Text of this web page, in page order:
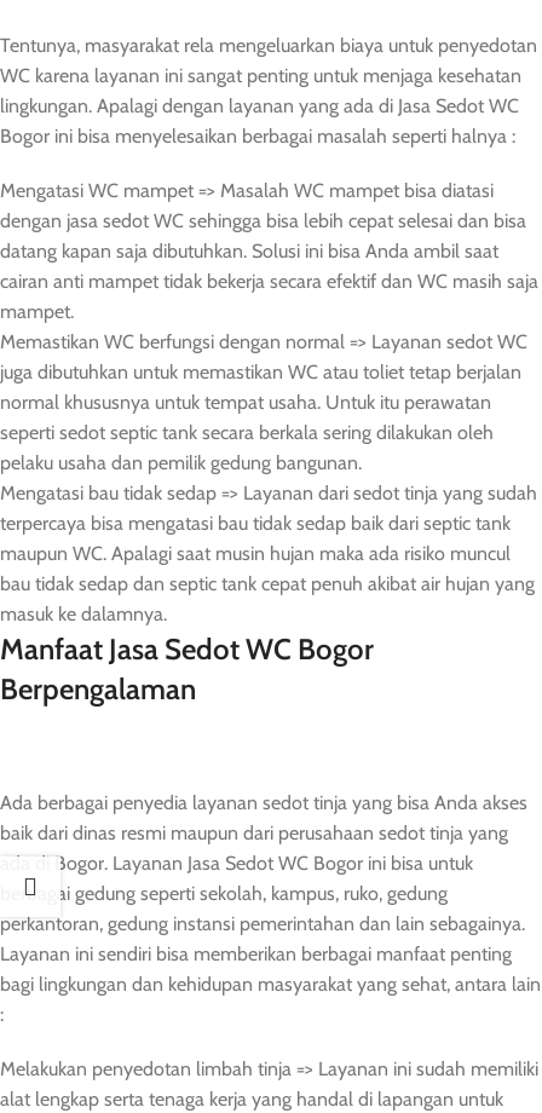
Tentunya, masyarakat rela mengeluarkan biaya untuk penyedotan
WC karena layanan ini sangat penting untuk menjaga kesehatan
lingkungan. Apalagi dengan layanan yang ada di Jasa Sedot WC
Bogor ini bisa menyelesaikan berbagai masalah seperti halnya :
Mengatasi WC mampet => Masalah WC mampet bisa diatasi
dengan jasa sedot WC sehingga bisa lebih cepat selesai dan bisa
datang kapan saja dibutuhkan. Solusi ini bisa Anda ambil saat
cairan anti mampet tidak bekerja secara efektif dan WC masih saja
mampet.
Memastikan WC berfungsi dengan normal => Layanan sedot WC
juga dibutuhkan untuk memastikan WC atau toliet tetap berjalan
normal khususnya untuk tempat usaha. Untuk itu perawatan
seperti sedot septic tank secara berkala sering dilakukan oleh
pelaku usaha dan pemilik gedung bangunan.
Mengatasi bau tidak sedap => Layanan dari sedot tinja yang sudah
terpercaya bisa mengatasi bau tidak sedap baik dari septic tank
maupun WC. Apalagi saat musin hujan maka ada risiko muncul
bau tidak sedap dan septic tank cepat penuh akibat air hujan yang
masuk ke dalamnya.
Manfaat Jasa Sedot WC Bogor
Berpengalaman
Ada berbagai penyedia layanan sedot tinja yang bisa Anda akses
baik dari dinas resmi maupun dari perusahaan sedot tinja yang
ada di Bogor. Layanan Jasa Sedot WC Bogor ini bisa untuk
berbagai gedung seperti sekolah, kampus, ruko, gedung
perkantoran, gedung instansi pemerintahan dan lain sebagainya.
Layanan ini sendiri bisa memberikan berbagai manfaat penting
bagi lingkungan dan kehidupan masyarakat yang sehat, antara lain
:
Melakukan penyedotan limbah tinja => Layanan ini sudah memiliki
alat lengkap serta tenaga kerja yang handal di lapangan untuk